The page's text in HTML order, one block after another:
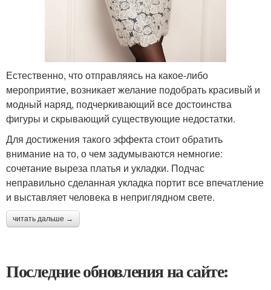
Естественно, что отправляясь на какое-либо
мероприятие, возникает желание подобрать красивый и
модный наряд, подчеркивающий все достоинства
фигуры и скрывающий существующие недостатки.
Для достижения такого эффекта стоит обратить
внимание на то, о чем задумываются немногие:
сочетание выреза платья и укладки. Подчас
неправильно сделанная укладка портит все впечатление
и выставляет человека в неприглядном свете.
читать дальше →
Последние обновления на сайте: